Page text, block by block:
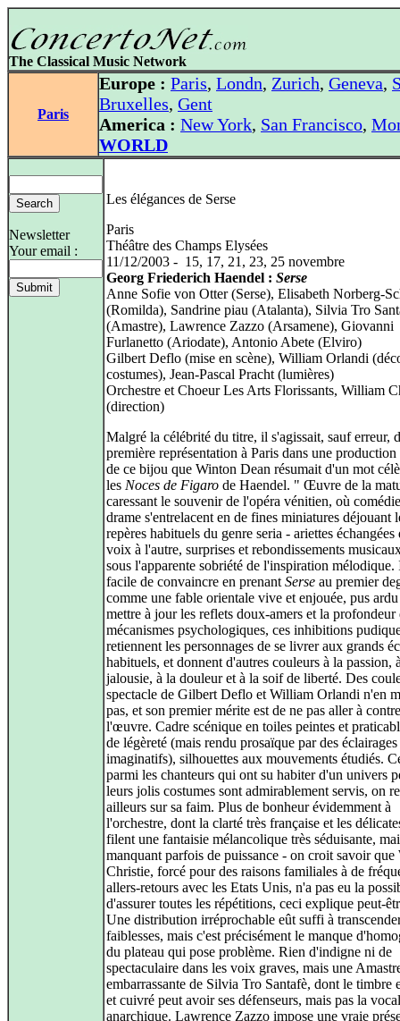
The Classical Music Network
Paris
Europe : Paris, Londn, Zurich, Geneva,
Bruxelles, Gent
America : New York, San Francisco,
WORLD
Newsletter
Your email :
Les élégances de Serse
Paris
Théâtre des Champs Elysées
11/12/2003 - 15, 17, 21, 23, 25 novembre
Georg Friederich Haendel : Serse
Anne Sofie von Otter (Serse), Elisabeth Norberg-
(Romilda), Sandrine piau (Atalanta), Silvia Tro
(Amastre), Lawrence Zazzo (Arsamene), Giovanni
Furlanetto (Ariodate), Antonio Abete (Elviro)
Gilbert Deflo (mise en scène), William Orlandi
costumes), Jean-Pascal Pracht (lumières)
Orchestre et Choeur Les Arts Florissants, William
(direction)
Malgré la célébrité du titre, il s'agissait, sauf erreur,
première représentation à Paris dans une production
de ce bijou que Winton Dean résumait d'un mot
les Noces de Figaro de Haendel. " Œuvre de la
caressant le souvenir de l'opéra vénitien, où
drame s'entrelacent en de fines miniatures déjouant
repères habituels du genre seria - ariettes échangées
voix à l'autre, surprises et rebondissements
sous l'apparente sobriété de l'inspiration mélodique.
facile de convaincre en prenant Serse au premier
comme une fable orientale vive et enjouée, pus
mettre à jour les reflets doux-amers et la profondeur
mécanismes psychologiques, ces inhibitions
retiennent les personnages de se livrer aux grands
habituels, et donnent d'autres couleurs à la passion,
jalousie, à la douleur et à la soif de liberté. Des
spectacle de Gilbert Deflo et William Orlandi n'en
pas, et son premier mérite est de ne pas aller à
l'œuvre. Cadre scénique en toiles peintes et
de légèreté (mais rendu prosaïque par des
imaginatifs), silhouettes aux mouvements étudiés.
parmi les chanteurs qui ont su habiter d'un univers
leurs jolis costumes sont admirablement servis, on
ailleurs sur sa faim. Plus de bonheur évidemment à
l'orchestre, dont la clarté très française et les
filent une fantaisie mélancolique très séduisante,
manquant parfois de puissance - on croit savoir
Christie, forcé pour des raisons familiales à de
allers-retours avec les Etats Unis, n'a pas eu la
d'assurer toutes les répétitions, ceci explique peut-
Une distribution irréprochable eût suffi à
faiblesses, mais c'est précisément le manque
du plateau qui pose problème. Rien d'indigne ni de
spectaculaire dans les voix graves, mais une
embarrassante de Silvia Tro Santafè, dont le timbre
et cuivré peut avoir ses défenseurs, mais pas la
anarchique. Lawrence Zazzo impose une vraie